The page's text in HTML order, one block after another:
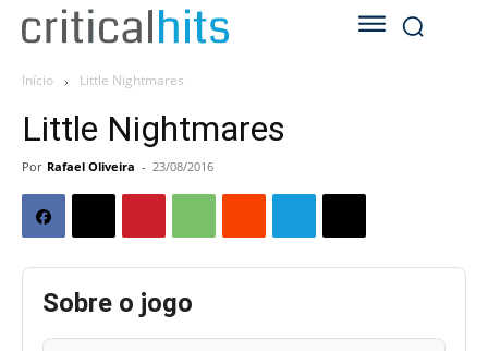
Início Little Nightmares
Little Nightmares
Por Rafael Oliveira - 23/08/2016
Sobre o jogo